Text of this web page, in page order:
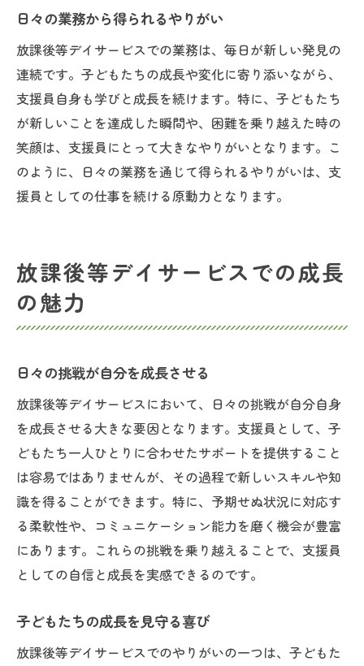
日々の業務から得られるやりがい
放課後等デイサービスでの業務は、毎日が新しい発見の
連続です。子どもたちの成長や変化に寄り添いながら、
支援員自身も学びと成長を続けます。特に、子どもたち
が新しいことを達成した瞬間や、困難を乗り越えた時の
笑顔は、支援員にとって大きなやりがいとなります。こ
のように、日々の業務を通じて得られるやりがいは、支
援員としての仕事を続ける原動力となります。
放課後等デイサービスでの成長
の魅力
日々の挑戦が自分を成長させる
放課後等デイサービスにおいて、日々の挑戦が自分自身
を成長させる大きな要因となります。支援員として、子
どもたち一人ひとりに合わせたサポートを提供すること
は容易ではありませんが、その過程で新しいスキルや知
識を得ることができます。特に、予期せぬ状況に対応す
る柔軟性や、コミュニケーション能力を磨く機会が豊富
にあります。これらの挑戦を乗り越えることで、支援員
としての自信と成長を実感できるのです。
子どもたちの成長を見守る喜び
放課後等デイサービスでのやりがいの一つは、子どもた